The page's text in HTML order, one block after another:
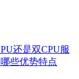
还是双CPU服
些优势特点